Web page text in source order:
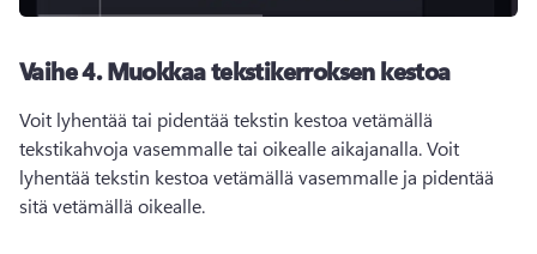
Vaihe 4. Muokkaa tekstikerroksen kestoa
Voit lyhentää tai pidentää tekstin kestoa vetämällä
tekstikahvoja vasemmalle tai oikealle aikajanalla. Voit
lyhentää tekstin kestoa vetämällä vasemmalle ja pidentää
sitä vetämällä oikealle.